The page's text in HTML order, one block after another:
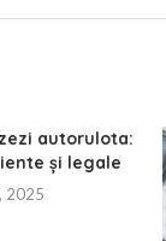
autorulota:
și legale
2025